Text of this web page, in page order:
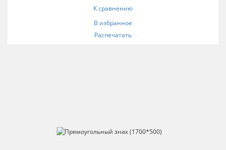
К сравнению
В избранное
Распечатать